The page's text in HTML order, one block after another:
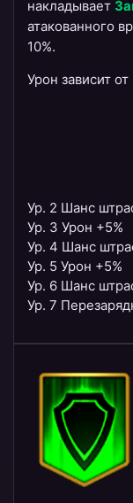
накладывает
атакованного
10%.
Урон зависит от
Ур. 2 Шанс
Ур. 3 Урон +5%
Ур. 4 Шанс
Ур. 5 Урон +5%
Ур. 6 Шанс
Ур. 7